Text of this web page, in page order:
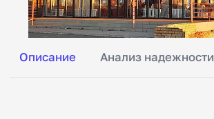
Описание Анализ надежности